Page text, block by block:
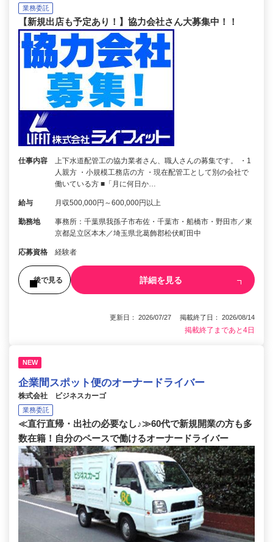
業務委託
【新規出店も予定あり！】協力会社さん大募集中！！
仕事内容
上下水道配管工の協力業者さん、職人さんの募集です。 ・1
人親方 ・小規模工務店の方 ・現在配管工として別の会社で
働いている方 ■「月に何日か…
給与 月収500,000円～600,000円以上
勤務地
事務所：千葉県我孫子市布佐・千葉市・船橋市・野田市／東
京都足立区本木／埼玉県北葛飾郡松伏町田中
応募資格 経験者
後で見る 詳細を見る
更新日： 2026/07/27 掲載終了日： 2026/08/14
掲載終了まであと4日
NEW
企業間スポット便のオーナードライバー
株式会社 ビジネスカーゴ
業務委託
≪直行直帰・出社の必要なし♪≫60代で新規開業の方も多
数在籍！自分のペースで働けるオーナードライバー